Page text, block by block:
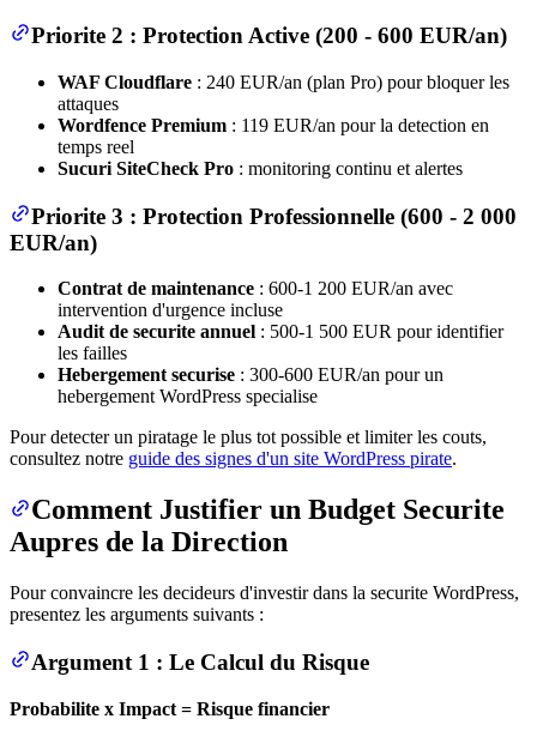
Priorite 2 : Protection Active (200 - 600 EUR/an)
WAF Cloudflare : 240 EUR/an (plan Pro) pour bloquer les
attaques
Wordfence Premium : 119 EUR/an pour la detection en
temps reel
Sucuri SiteCheck Pro : monitoring continu et alertes
Priorite 3 : Protection Professionnelle (600 - 2 000
EUR/an)
Contrat de maintenance : 600-1 200 EUR/an avec
intervention d'urgence incluse
Audit de securite annuel : 500-1 500 EUR pour identifier
les failles
Hebergement securise : 300-600 EUR/an pour un
hebergement WordPress specialise
Pour detecter un piratage le plus tot possible et limiter les couts,
consultez notre guide des signes d'un site WordPress pirate.
Comment Justifier un Budget Securite
Aupres de la Direction
Pour convaincre les decideurs d'investir dans la securite WordPress,
presentez les arguments suivants :
Argument 1 : Le Calcul du Risque
Probabilite x Impact = Risque financier